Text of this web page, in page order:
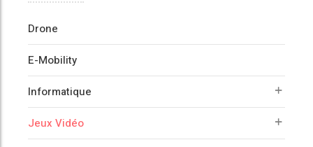
Drone
E-Mobility
Informatique
Jeux Vidéo